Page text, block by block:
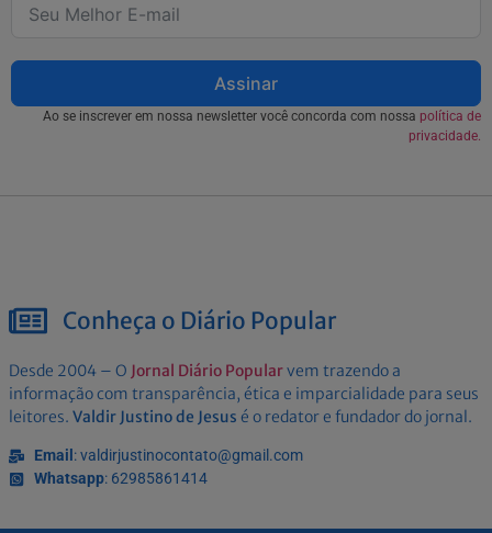
Assinar
Ao se inscrever em nossa newsletter você concorda com nossa política de
privacidade.
Conheça o Diário Popular
Desde 2004 – O Jornal Diário Popularvem trazendo a
informação com transparência, ética e imparcialidade para seus
leitores. Valdir Justino de Jesus é o redator e fundador do jornal.
Email : valdirjustinocontato@gmail.com
Whatsapp: 62985861414